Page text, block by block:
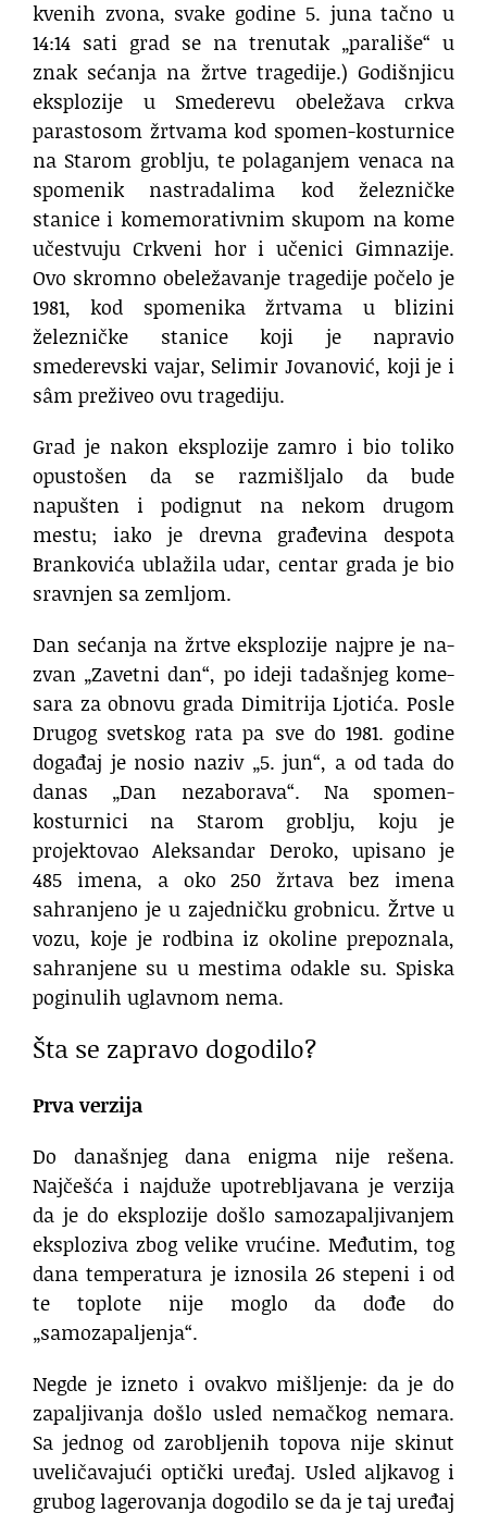
kve­nih zvo­na, sva­ke go­di­ne 5. juna tač­no u
14:14 sa­ti grad se na tre­nu­tak „pa­ra­li­še“ u
znak se­ća­nja na žr­tve tra­ge­di­je.) Godišnjicu
eksplozije u Smederevu obeležava crkva
parastosom žrtvama kod spomen-kosturnice
na Starom groblju, te polaganjem venaca na
spomenik nastradalima kod železničke
stanice i komemorativnim skupom na kome
učestvuju Crkveni hor i učenici Gimnazije.
Ovo skromno obeležavanje tragedije počelo je
1981, kod spomenika žrtvama u blizini
železničke stanice koji je napravio
smederevski vajar, Selimir Jovanović, koji je i
sâm preživeo ovu tragediju.
Grad je nakon eksplozije zamro i bio toliko
opustošen da se razmišljalo da bude
napušten i podignut na nekom drugom
mestu; iako je drevna građevina despota
Brankovića ublažila udar, centar grada je bio
sravnjen sa zemljom.
Dan se­ća­nja na žr­tve eks­plo­zi­je naj­pre je na­
zvan „Za­vet­ni dan“, po ide­ji ta­da­šnjeg kome­
sa­ra za ob­no­vu gra­da Di­mi­tri­ja Ljo­ti­ća. Po­sle
Dru­gog svet­skog ra­ta pa sve do 1981. go­di­ne
do­ga­đaj je no­sio na­ziv „5. jun“, a od ta­da do
da­nas „Dan ne­za­bo­ra­va“. Na spomen-
kosturnici na Starom groblju, koju je
projektovao Aleksandar Deroko, upisano je
485 imena, a oko 250 žrtava bez imena
sahranjeno je u zajedničku grobnicu. Žrtve u
vozu, koje je rodbina iz okoline prepoznala,
sahranjene su u mestima odakle su. Spiska
poginulih uglavnom nema.
Šta se zapravo dogodilo?
Prva verzija
Do današnjeg dana enigma nije rešena.
Najčešća i najduže upotrebljavana je verzija
da je do eksplozije došlo samozapaljivanjem
eksploziva zbog velike vrućine. Međutim, tog
dana temperatura je iznosila 26 stepeni i od
te toplote nije moglo da dođe do
„samozapaljenja“.
Negde je izneto i ovakvo mišljenje: da je do
zapaljivanja došlo usled nemačkog nemara.
Sa jednog od zarobljenih topova nije skinut
uveličavajući optički uređaj. Usled aljkavog i
grubog lagerovanja dogodilo se da je taj uređaj